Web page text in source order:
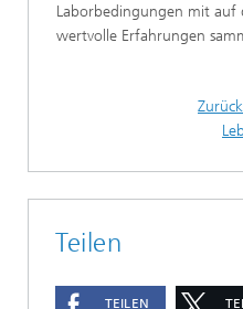
Laborbedingungen mit auf
wertvolle Erfahrungen
Teilen
TEILEN